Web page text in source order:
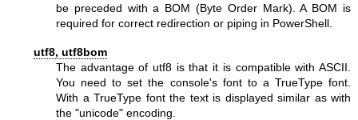
be preceded with a BOM (Byte Order Mark). A BOM is
required for correct redirection or piping in PowerShell.
utf8, utf8bom
The advantage of utf8 is that it is compatible with ASCII.
You need to set the console's font to a TrueType font.
With a TrueType font the text is displayed similar as with
the "unicode" encoding.